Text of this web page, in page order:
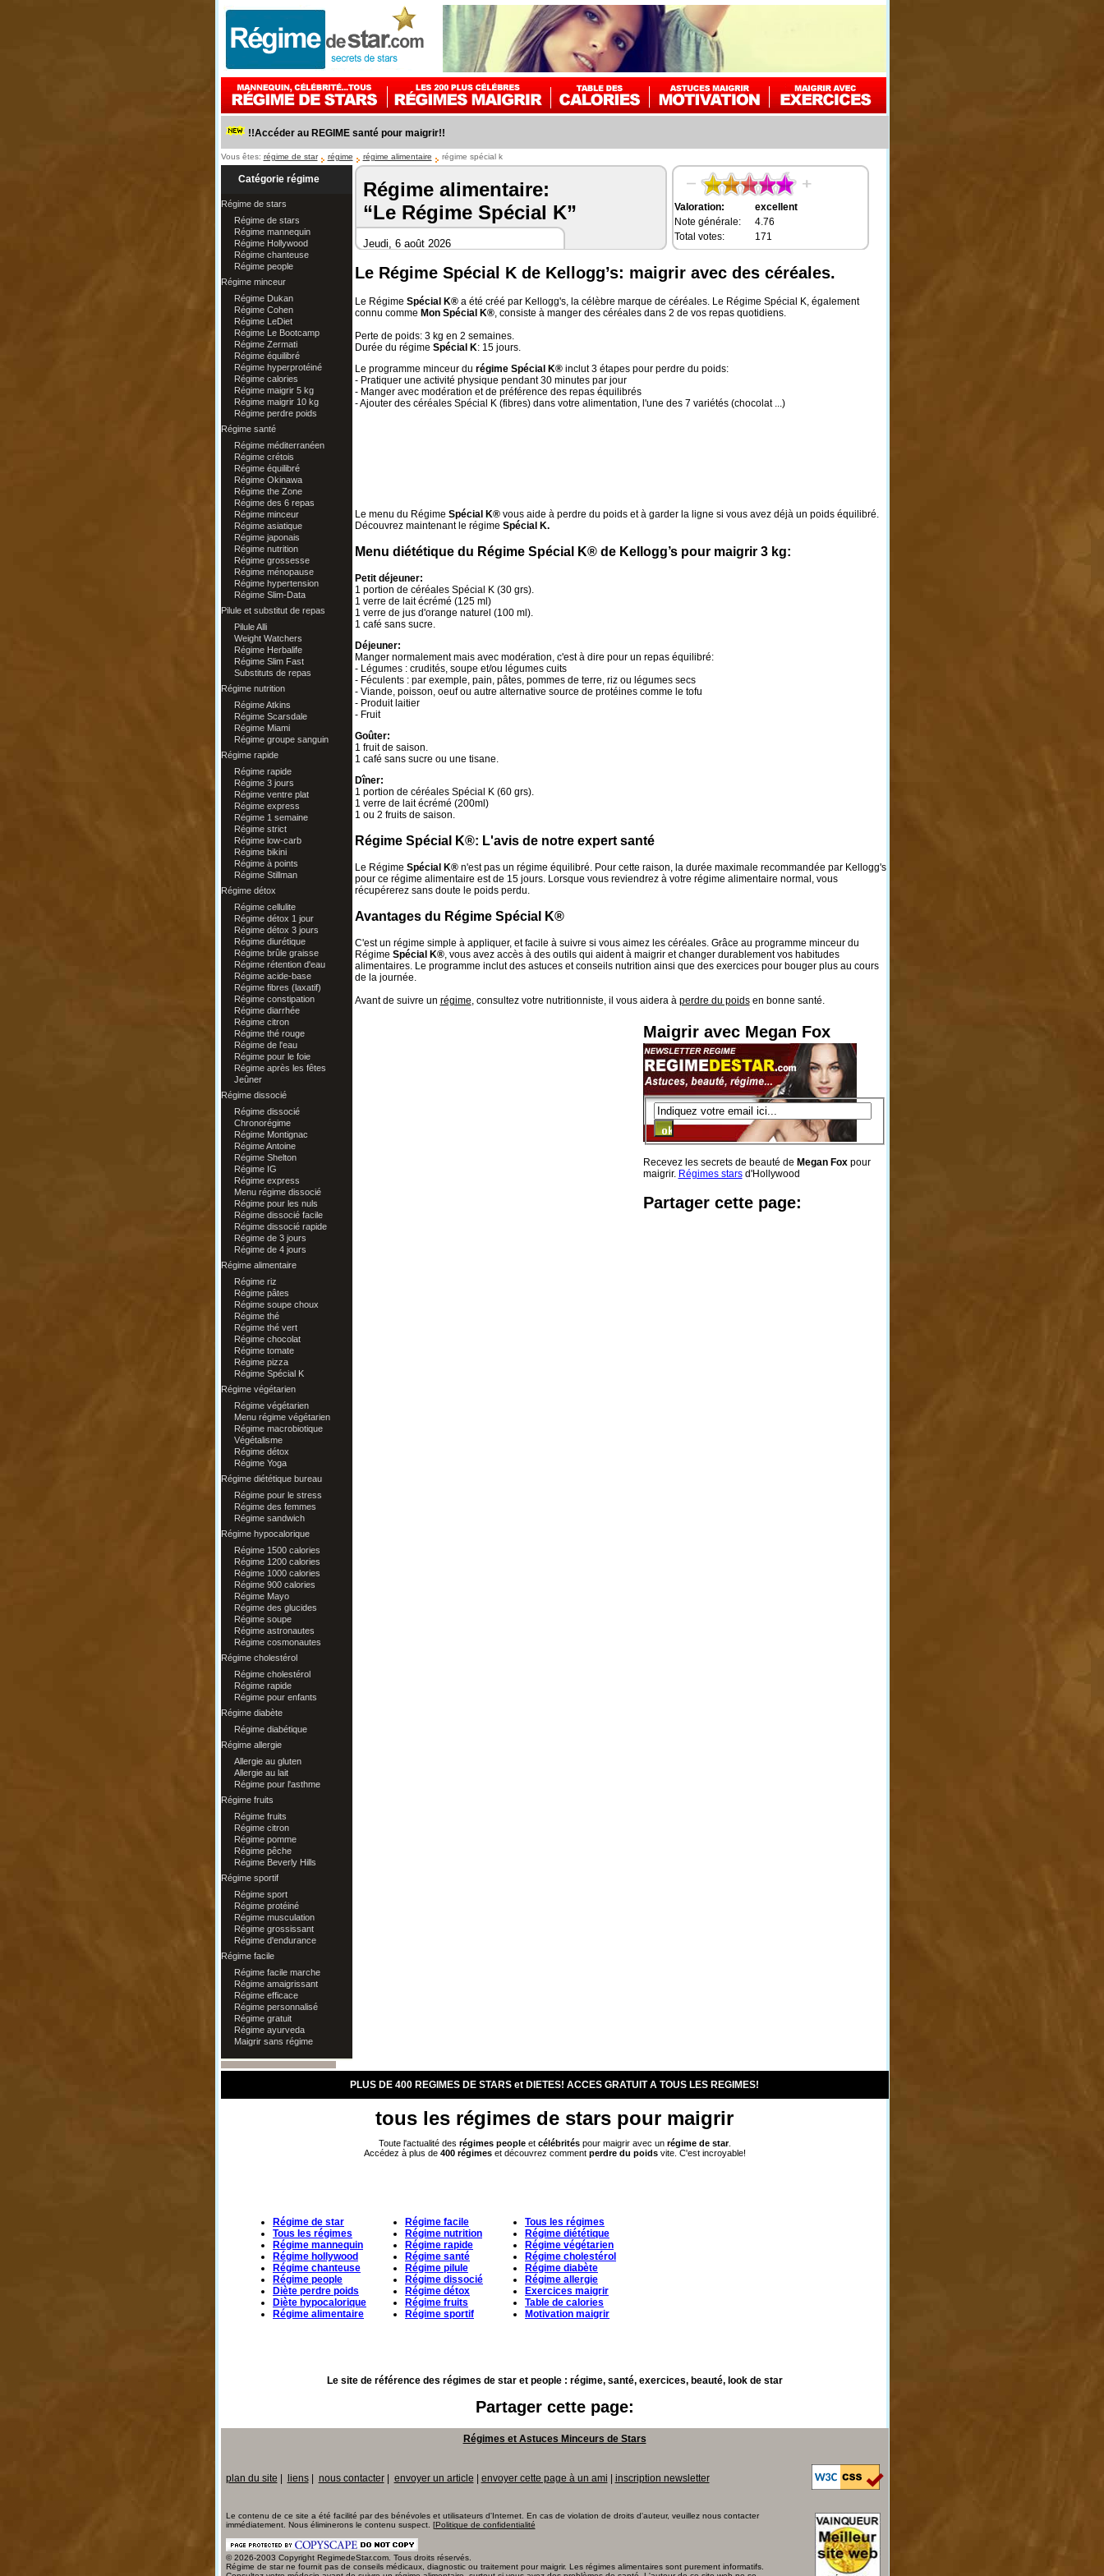
!!Accéder au REGIME santé pour maigrir!!
Vous êtes: régime de star régime régime alimentaire régime spécial k
Catégorie régime
Régime de stars
Régime de stars
Régime mannequin
Régime Hollywood
Régime chanteuse
Régime people
Régime minceur
Régime Dukan
Régime Cohen
Régime LeDiet
Régime Le Bootcamp
Régime Zermati
Régime équilibré
Régime hyperprotéiné
Régime calories
Régime maigrir 5 kg
Régime maigrir 10 kg
Régime perdre poids
Régime santé
Régime méditerranéen
Régime crétois
Régime équilibré
Régime Okinawa
Régime the Zone
Régime des 6 repas
Régime minceur
Régime asiatique
Régime japonais
Régime nutrition
Régime grossesse
Régime ménopause
Régime hypertension
Régime Slim-Data
Pilule et substitut de repas
Pilule Alli
Weight Watchers
Régime Herbalife
Régime Slim Fast
Substituts de repas
Régime nutrition
Régime Atkins
Régime Scarsdale
Régime Miami
Régime groupe sanguin
Régime rapide
Régime rapide
Régime 3 jours
Régime ventre plat
Régime express
Régime 1 semaine
Régime strict
Régime low-carb
Régime bikini
Régime à points
Régime Stillman
Régime détox
Régime cellulite
Régime détox 1 jour
Régime détox 3 jours
Régime diurétique
Régime brûle graisse
Régime rétention d'eau
Régime acide-base
Régime fibres (laxatif)
Régime constipation
Régime diarrhée
Régime citron
Régime thé rouge
Régime de l'eau
Régime pour le foie
Régime après les fêtes
Jeûner
Régime dissocié
Régime dissocié
Chronorégime
Régime Montignac
Régime Antoine
Régime Shelton
Régime IG
Régime express
Menu régime dissocié
Régime pour les nuls
Régime dissocié facile
Régime dissocié rapide
Régime de 3 jours
Régime de 4 jours
Régime alimentaire
Régime riz
Régime pâtes
Régime soupe choux
Régime thé
Régime thé vert
Régime chocolat
Régime tomate
Régime pizza
Régime Spécial K
Régime végétarien
Régime végétarien
Menu régime végétarien
Régime macrobiotique
Végétalisme
Régime détox
Régime Yoga
Régime diététique bureau
Régime pour le stress
Régime des femmes
Régime sandwich
Régime hypocalorique
Régime 1500 calories
Régime 1200 calories
Régime 1000 calories
Régime 900 calories
Régime Mayo
Régime des glucides
Régime soupe
Régime astronautes
Régime cosmonautes
Régime cholestérol
Régime cholestérol
Régime rapide
Régime pour enfants
Régime diabète
Régime diabétique
Régime allergie
Allergie au gluten
Allergie au lait
Régime pour l'asthme
Régime fruits
Régime fruits
Régime citron
Régime pomme
Régime pêche
Régime Beverly Hills
Régime sportif
Régime sport
Régime protéiné
Régime musculation
Régime grossissant
Régime d'endurance
Régime facile
Régime facile marche
Régime amaigrissant
Régime efficace
Régime personnalisé
Régime gratuit
Régime ayurveda
Maigrir sans régime
Régime alimentaire:
“Le Régime Spécial K”
Jeudi, 6 août 2026
Valoration:
excellent
Note générale:
4.76
Total votes:
171
Le Régime Spécial K de Kellogg’s: maigrir avec des céréales.
Le Régime Spécial K® a été créé par Kellogg's, la célèbre marque de céréales. Le Régime Spécial K, également
connu comme Mon Spécial K®, consiste à manger des céréales dans 2 de vos repas quotidiens.
Perte de poids: 3 kg en 2 semaines.
Durée du régime Spécial K: 15 jours.
Le programme minceur du régime Spécial K®inclut 3 étapes pour perdre du poids:
- Pratiquer une activité physique pendant 30 minutes par jour
- Manger avec modération et de préférence des repas équilibrés
- Ajouter des céréales Spécial K (fibres) dans votre alimentation, l'une des 7 variétés (chocolat ...)
Le menu du Régime Spécial K®vous aide à perdre du poids et à garder la ligne si vous avez déjà un poids équilibré.
Découvrez maintenant le régime Spécial K.
Menu diététique du Régime Spécial K® de Kellogg’s pour maigrir 3 kg:
Petit déjeuner:
1 portion de céréales Spécial K (30 grs).
1 verre de lait écrémé (125 ml)
1 verre de jus d'orange naturel (100 ml).
1 café sans sucre.
Déjeuner:
Manger normalement mais avec modération, c'est à dire pour un repas équilibré:
- Légumes : crudités, soupe et/ou légumes cuits
- Féculents : par exemple, pain, pâtes, pommes de terre, riz ou légumes secs
- Viande, poisson, oeuf ou autre alternative source de protéines comme le tofu
- Produit laitier
- Fruit
Goûter:
1 fruit de saison.
1 café sans sucre ou une tisane.
Dîner:
1 portion de céréales Spécial K (60 grs).
1 verre de lait écrémé (200ml)
1 ou 2 fruits de saison.
Régime Spécial K®: L'avis de notre expert santé
Le Régime Spécial K® n'est pas un régime équilibré. Pour cette raison, la durée maximale recommandée par Kellogg's
pour ce régime alimentaire est de 15 jours. Lorsque vous reviendrez à votre régime alimentaire normal, vous
récupérerez sans doute le poids perdu.
Avantages du Régime Spécial K®
C'est un régime simple à appliquer, et facile à suivre si vous aimez les céréales. Grâce au programme minceur du
Régime Spécial K®, vous avez accès à des outils qui aident à maigrir et changer durablement vos habitudes
alimentaires. Le programme inclut des astuces et conseils nutrition ainsi que des exercices pour bouger plus au cours
de la journée.
Avant de suivre un régime, consultez votre nutritionniste, il vous aidera à perdre du poidsen bonne santé.
Maigrir avec Megan Fox
Recevez les secrets de beauté de Megan Foxpour
maigrir. Régimes starsd'Hollywood
Partager cette page:
PLUS DE 400 REGIMES DE STARS et DIETES! ACCES GRATUIT A TOUS LES REGIMES!
tous les régimes de stars pour maigrir
Toute l'actualité des régimes people et célébritéspour maigrir avec un régime de star.
Accédez à plus de 400 régimes et découvrez comment perdre du poids vite. C'est incroyable!
Régime de star
Tous les régimes
Régime mannequin
Régime hollywood
Régime chanteuse
Régime people
Diète perdre poids
Diète hypocalorique
Régime alimentaire
Régime facile
Régime nutrition
Régime rapide
Régime santé
Régime pilule
Régime dissocié
Régime détox
Régime fruits
Régime sportif
Tous les régimes
Régime diététique
Régime végétarien
Régime cholestérol
Régime diabète
Régime allergie
Exercices maigrir
Table de calories
Motivation maigrir
Le site de référence des régimes de star et people : régime, santé, exercices, beauté, look de star
Partager cette page:
Régimes et Astuces Minceurs de Stars
plan du site liens| nous contacter| envoyer un article envoyer cette page à un ami inscription newsletter
Le contenu de ce site a été facilité par des bénévoles et utilisateurs d'Internet. En cas de violation de droits d'auteur, veuillez nous contacter
immédiatement. Nous éliminerons le contenu suspect. [Politique de confidentialité
© 2026-2003 Copyright RegimedeStar.com. Tous droits réservés.
Régime de star ne fournit pas de conseils médicaux, diagnostic ou traitement pour maigrir. Les régimes alimentaires sont purement informatifs.